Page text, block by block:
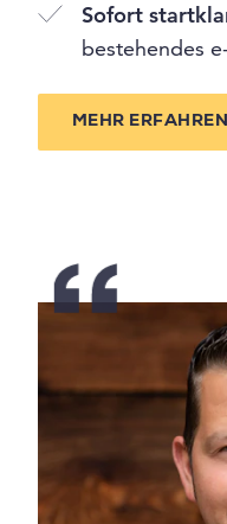
Sofort
bestehendes
MEHR ERFAHREN